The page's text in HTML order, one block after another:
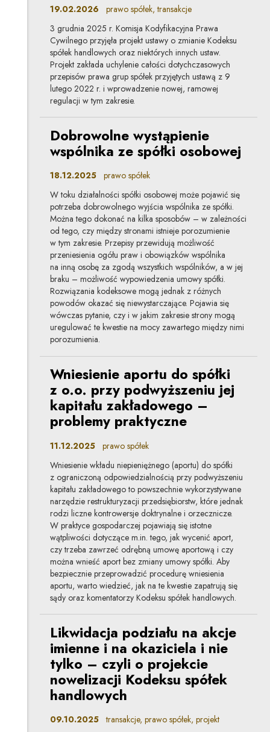
19.02.2026 prawo spółek, transakcje
3 grudnia 2025 r. Komisja Kodyfikacyjna Prawa
Cywilnego przyjęła projekt ustawy o zmianie Kodeksu
spółek handlowych oraz niektórych innych ustaw.
Projekt zakłada uchylenie całości dotychczasowych
przepisów prawa grup spółek przyjętych ustawą z 9
lutego 2022 r. i wprowadzenie nowej, ramowej
regulacji w tym zakresie.
Dobrowolne wystąpienie
wspólnika ze spółki osobowej
18.12.2025 prawo spółek
W toku działalności spółki osobowej może pojawić się
potrzeba dobrowolnego wyjścia wspólnika ze spółki.
Można tego dokonać na kilka sposobów – w zależności
od tego, czy między stronami istnieje porozumienie
w tym zakresie. Przepisy przewidują możliwość
przeniesienia ogółu praw i obowiązków wspólnika
na inną osobę za zgodą wszystkich wspólników, a w jej
braku – możliwość wypowiedzenia umowy spółki.
Rozwiązania kodeksowe mogą jednak z różnych
powodów okazać się niewystarczające. Pojawia się
wówczas pytanie, czy i w jakim zakresie strony mogą
uregulować te kwestie na mocy zawartego między nimi
porozumienia.
Wniesienie aportu do spółki
z o.o. przy podwyższeniu jej
kapitału zakładowego –
problemy praktyczne
11.12.2025 prawo spółek
Wniesienie wkładu niepieniężnego (aportu) do spółki
z ograniczoną odpowiedzialnością przy podwyższeniu
kapitału zakładowego to powszechnie wykorzystywane
narzędzie restrukturyzacji przedsiębiorstw, które jednak
rodzi liczne kontrowersje doktrynalne i orzecznicze.
W praktyce gospodarczej pojawiają się istotne
wątpliwości dotyczące m.in. tego, jak wycenić aport,
czy trzeba zawrzeć odrębną umowę aportową i czy
można wnieść aport bez zmiany umowy spółki. Aby
bezpiecznie przeprowadzić procedurę wniesienia
aportu, warto wiedzieć, jak na te kwestie zapatrują się
sądy oraz komentatorzy Kodeksu spółek handlowych.
Likwidacja podziału na akcje
imienne i na okaziciela i nie
tylko – czyli o projekcie
nowelizacji Kodeksu spółek
handlowych
09.10.2025 transakcje, prawo spółek, projekt